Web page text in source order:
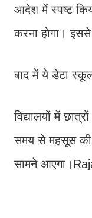
आदेश में स्पष्ट किया
करना होगा।
बाद में ये डेटा
विद्यालयों में
समय से महसूस की
सामने